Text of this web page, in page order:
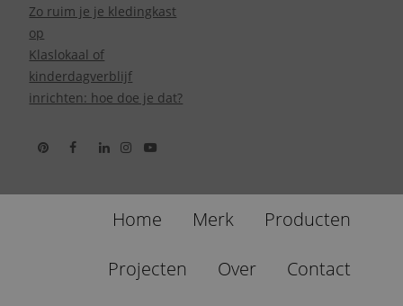
Zo ruim je je kledingkast
op
Klaslokaal of
kinderdagverblijf
inrichten: hoe doe je dat?
Home Merk Producten
Projecten Over Contact